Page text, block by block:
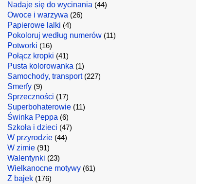
Nadaje się do wycinania (44)
Owoce i warzywa (26)
Papierowe lalki (4)
Pokoloruj według numerów (11)
Potworki (16)
Połącz kropki (41)
Pusta kolorowanka (1)
Samochody, transport(227)
Smerfy (9)
Sprzeczności (17)
Superbohaterowie (11)
Świnka Peppa (6)
Szkoła i dzieci (47)
W przyrodzie (44)
W zimie (91)
Walentynki (23)
Wielkanocne motywy (61)
Z bajek (176)